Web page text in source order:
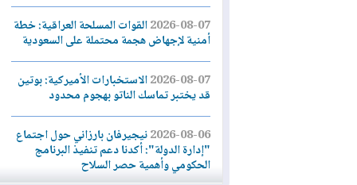
2026-08-07القوات المسلحة العراقية: خطة
أمنية لإجهاض هجمة محتملة على السعودية
2026-08-07الاستخبارات الأميركية: بوتين
قد يختبر تماسك الناتو بهجوم محدود
2026-08-06نيجيرفان بارزاني حول اجتماع
"إدارة الدولة": أكدنا دعم تنفيذ البرنامج
الحكومي وأهمية حصر السلاح